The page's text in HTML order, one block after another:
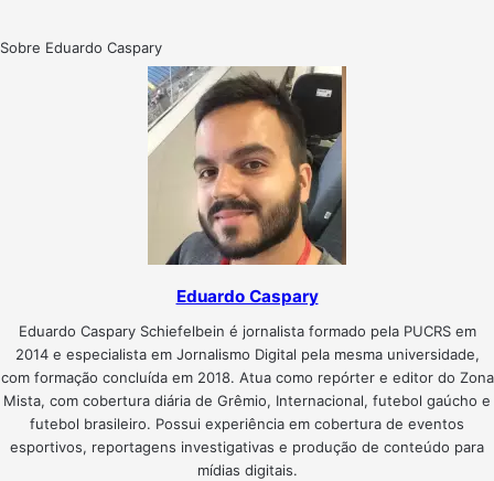
Sobre Eduardo Caspary
Eduardo Caspary
Eduardo Caspary Schiefelbein é jornalista formado pela PUCRS em
2014 e especialista em Jornalismo Digital pela mesma universidade,
com formação concluída em 2018. Atua como repórter e editor do Zona
Mista, com cobertura diária de Grêmio, Internacional, futebol gaúcho e
futebol brasileiro. Possui experiência em cobertura de eventos
esportivos, reportagens investigativas e produção de conteúdo para
mídias digitais.